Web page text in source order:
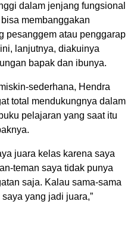
dalam jenjang fungsional
membanggakan
pesanggem atau penggarap
lanjutnya, diakuinya
bapak dan ibunya.
sederhana, Hendra
total mendukungnya dalam
pelajaran yang saat itu
juara kelas karena saya
teman saya tidak punya
saja. Kalau sama-sama
yang jadi juara,”